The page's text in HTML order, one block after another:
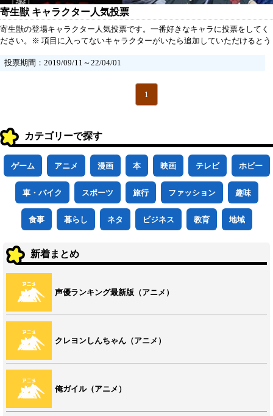
寄生獣 キャラクター人気投票
寄生獣の登場キャラクター人気投票です。一番好きなキャラに投票をしてく
ださい。※ 項目に入ってないキャラクターがいたら追加していただけるとう
投票期間：2019/09/11～22/04/01
1
カテゴリーで探す
ゲーム アニメ 漫画 本 映画 テレビ ホビー
車・バイク スポーツ 旅行 ファッション 趣味
食事 暮らし ネタ ビジネス 教育 地域
新着まとめ
声優ランキング最新版（アニメ）
クレヨンしんちゃん（アニメ）
俺ガイル（アニメ）